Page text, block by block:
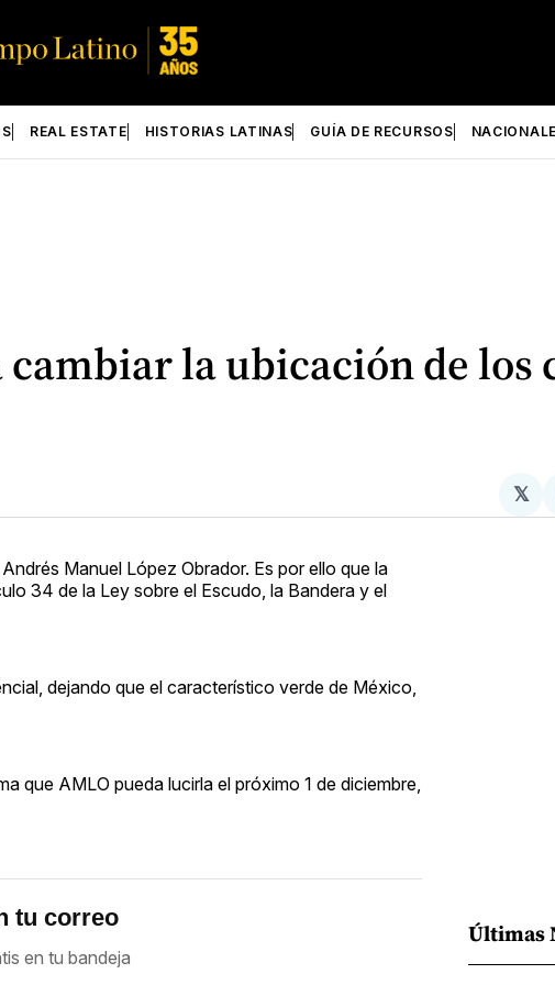
REAL ESTATE HISTORIAS LATINAS GUÍA DE RECURSOS
la ubicación de los
𝕏
Manuel López Obrador. Es por ello que la
34 de la Ley sobre el Escudo, la Bandera y el
dejando que el característico verde de México,
que AMLO pueda lucirla el próximo 1 de diciembre,
tu correo
en tu bandeja
Últimas